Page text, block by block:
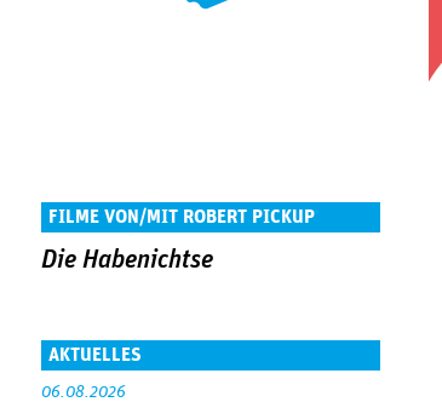
FILME VON/MIT ROBERT PICKUP
Die Habenichtse
AKTUELLES
06.08.2026